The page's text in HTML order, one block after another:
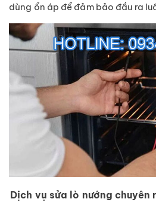
dùng ổn áp để đảm bảo đầu ra
Dịch vụ sửa lò nướng chuyên